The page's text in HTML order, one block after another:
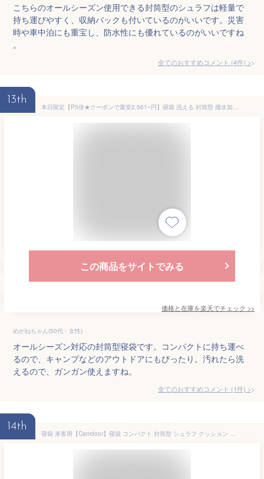
こちらのオールシーズン使用できる封筒型のシュラフは軽量で
持ち運びやすく、収納バックも付いているのがいいです。災害
時や車中泊にも重宝し、防水性にも優れているのがいいですね
。
全てのおすすめコメント (4件) >
13th
本日限定【P5倍★クーポンで最安2,561~円】寝袋 洗える 封筒型 撥水加工 オールシーズン キャンプ コンパクト ねぶくろ 軽量230T 収納 便利 省スペース シュラフ トラック 車中泊 布団 ふとん 仮眠 自宅用 防災 地震 停電 夏用 冬用 シングル 送料無料
この商品をサイトでみる
価格と在庫を楽天でチェック >>
めがねちゃん(50代・女性)
オールシーズン対応の封筒型寝袋です。コンパクトに持ち運べ
るので、キャンプなどのアウトドアにもぴったり。汚れたら洗
えるので、ガンガン使えますね。
全てのおすすめコメント (1件) >
14th
寝袋 来客用【Camdoor】寝袋 コンパクト 封筒型 シュラフ クッション 軽量 シュラフ 洗える オールシーズン 暖かい 防災 低適応温度-16℃ ねぶくろ 車中泊 大きい 防災グッズ 登山 sd05